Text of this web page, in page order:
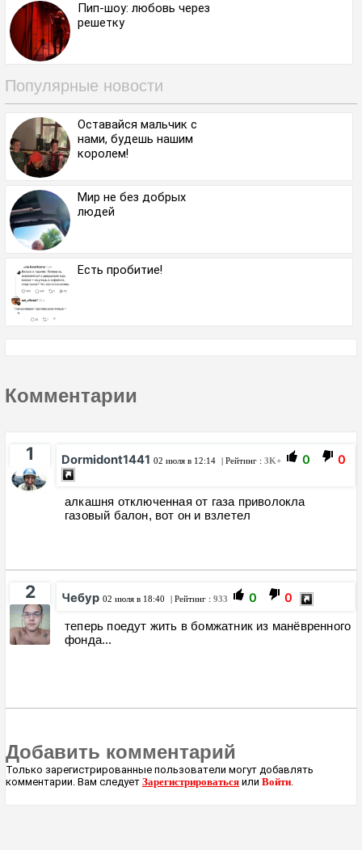
Пип-шоу: любовь через
решетку
Популярные новости
Оставайся мальчик с
нами, будешь нашим
королем!
Мир не без добрых
людей
Есть пробитие!
Комментарии
1 Dormidont1441 02 июля в 12:14 | Рейтинг : 3K+ 0 0
алкашня отключенная от газа приволокла
газовый балон, вот он и взлетел
2 Чебур 02 июля в 18:40 | Рейтинг : 933 0 0
теперь поедут жить в бомжатник из манёвренного
фонда...
Добавить комментарий
Только зарегистрированные пользователи могут добавлять
комментарии. Вам следует Зарегистрироваться или Войти.